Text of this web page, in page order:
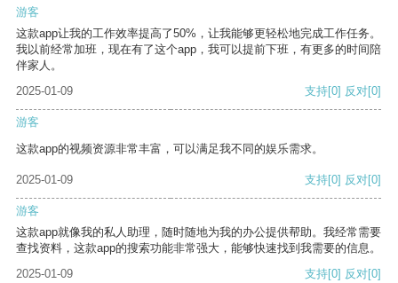
游客
这款app让我的工作效率提高了50%，让我能够更轻松地完成工作任务。
我以前经常加班，现在有了这个app，我可以提前下班，有更多的时间陪
伴家人。
2025-01-09
支持[0] 反对[0]
游客
这款app的视频资源非常丰富，可以满足我不同的娱乐需求。
2025-01-09 支持[0] 反对[0]
游客
这款app就像我的私人助理，随时随地为我的办公提供帮助。我经常需要
查找资料，这款app的搜索功能非常强大，能够快速找到我需要的信息。
2025-01-09
支持[0] 反对[0]